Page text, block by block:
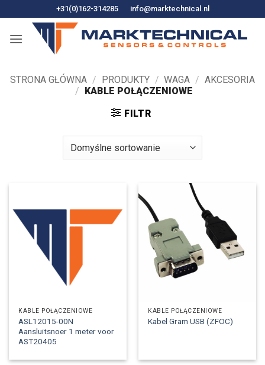
do
treści
+31(0)162-314285 info@marktechnical.nl
STRONA GŁÓWNA / PRODUKTY / WAGA / AKCESORIA
/ KABLE POŁĄCZENIOWE
FILTR
KABLE POŁĄCZENIOWE
ASL12015-00N
Aansluitsnoer 1 meter voor
AST20405
KABLE POŁĄCZENIOWE
Kabel Gram USB (ZFOC)